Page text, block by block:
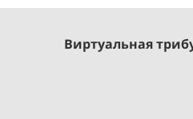
Виртуальная